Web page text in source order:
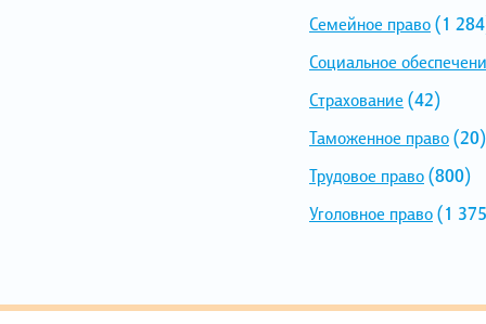
Семейное право(1
Социальное
Страхование (42)
Таможенное право(20)
Трудовое право(800)
Уголовное право(1